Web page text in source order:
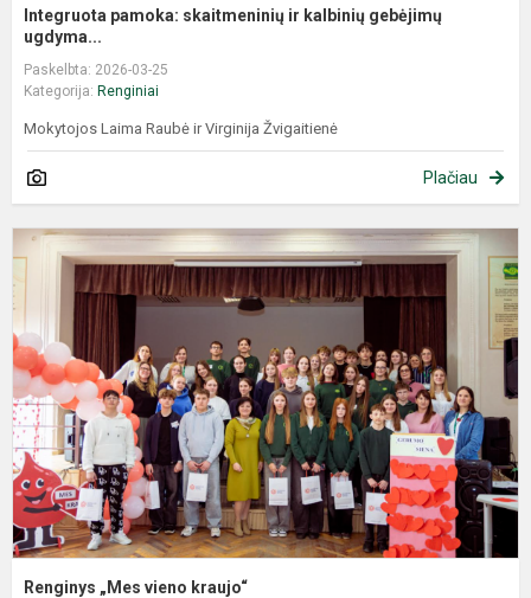
Integruota pamoka: skaitmeninių ir kalbinių gebėjimų
ugdyma...
Paskelbta: 2026-03-25
Kategorija: Renginiai
Mokytojos Laima Raubė ir Virginija Žvigaitienė
Plačiau
Renginys „Mes vieno kraujo“